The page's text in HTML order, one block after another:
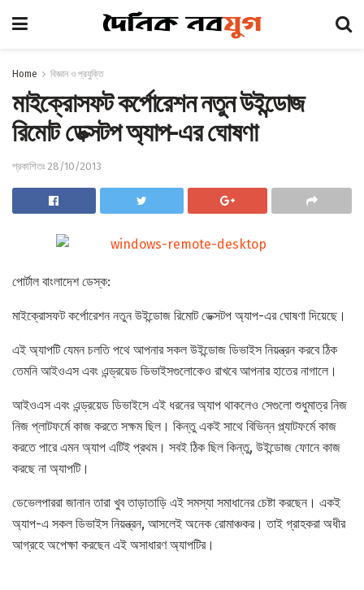
Home বিজ্ঞান ও প্রযুক্তি
মাইক্রোসফট কর্পোরেশন নতুন উইন্ডোজ
রিমোট ডেক্সটপ অ্যাপ-এর ঘোষণা
প্রকাশিতঃ 28/10/2013
পোর্টাল বাংলাদেশ ডেস্ক:
মাইক্রোসফট কর্পোরেশন নতুন উইন্ডোজ রিমোট ডেক্সটপ অ্যাপ-এর ঘোষণা দিয়েছে।
এই অ্যাপটি যেমন চলতি পথে আপনার সকল উইন্ডোজ ডিভাইস নিয়ন্ত্রন করবে ঠিক
তেমনি আইওএস এবং এন্ড্রয়েড ডিভাইসগুলোকেও রাখবে আপনার হাতের নাগালে।
আইওএস এবং এন্ড্রয়েড ডিভাইসে এই ধরনের অ্যাপ থাকলেও সেগুলো শুধুমাত্র নিজ
নিজ প্লাটফর্মে কাজ করতে সক্ষম ছিল। কিন্তু একই সাথে বিভিন্ন প্ল্যাটফর্মে কাজ
করতে পারে এমন অ্যাপ এটিই প্রথম। সবই ঠিক ছিল কিন্তু, উইন্ডোজ ফোনে কাজ
করছে না অ্যাপটি।
ডেভেলপাররা জানান তারা খুব তাড়াতাড়ি এই সমস্যা সমাধানের চেষ্টা করছেন। একই
অ্যাপ-এ সকল ডিভাইস নিয়ন্ত্রন, আসলেই অনেক রোমাঞ্চকর। তাই গ্রাহকরা অধীর
আগ্রহে অপেক্ষা করছেন এই অসাধারণ অ্যাপটির।